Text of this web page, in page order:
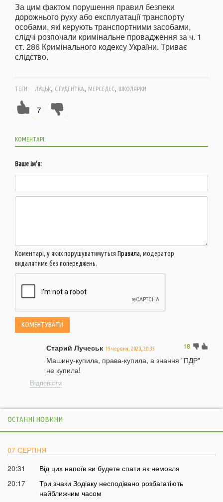
За цим фактом порушення правил безпеки
дорожнього руху або експлуатації транспорту
особами, які керують транспортними засобами,
слідчі розпочали кримінальне провадження за ч. 1
ст. 286 Кримінального кодексу України. Триває
слідство.
ТЕГИ: ЛУЦЬК, СТУДЕНТКА, МЕРСЕДЕС, ШКОЛЯРКИ
7
КОМЕНТАРІ:
Ваше ім'я:
Коментарі, у яких порушуватимуться Правила, модератор
видалятиме без попереджень.
18
Старий Лучеськ 15 червня, 2020, 20:35
Машину-купила, права-купила, а знання "ПДР"
не купила!
Відповісти
ОСТАННІ НОВИНИ
07 СЕРПНЯ
20:31
Від цих напоїв ви будете спати як немовля
20:17
Три знаки Зодіаку несподівано розбагатіють
найближчим часом